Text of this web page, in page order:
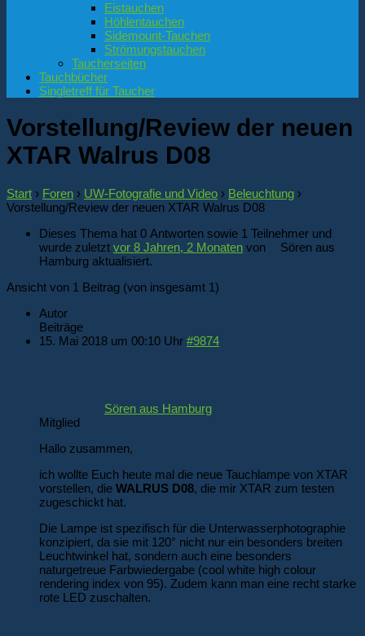
Eistauchen
Höhlentauchen
Sidemount-Tauchen
Strömungstauchen
Taucherseiten
Tauchbücher
Singletreff für Taucher
Vorstellung/Review der neuen
XTAR Walrus D08
Start › Foren › UW-Fotografie und Video › Beleuchtung ›
Vorstellung/Review der neuen XTAR Walrus D08
Dieses Thema hat 0 Antworten sowie 1 Teilnehmer und
wurde zuletzt vor 8 Jahren, 2 Monaten von
Sören aus
Hamburg aktualisiert.
Ansicht von 1 Beitrag (von insgesamt 1)
Autor
Beiträge
15. Mai 2018 um 00:10 Uhr #9874
Sören aus Hamburg
Mitglied
Hallo zusammen,
ich wollte Euch heute mal die neue Tauchlampe von XTAR
vorstellen, die WALRUS D08, die mir XTAR zum testen
zugeschickt hat.
Die Lampe ist spezifisch für die Unterwasserphotographie
konzipiert, da sie mit 120° nicht nur ein besonders breiten
Leuchtwinkel hat, sondern auch eine besonders
naturgetreue Farbwiedergabe (cool white high colour
rendering index von 95). Zudem kann man eine recht starke
rote LED zuschalten.